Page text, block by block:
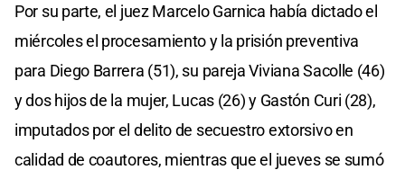
Por su parte, el juez Marcelo Garnica había dictado el
miércoles el procesamiento y la prisión preventiva
para Diego Barrera (51), su pareja Viviana Sacolle (46)
y dos hijos de la mujer, Lucas (26) y Gastón Curi (28),
imputados por el delito de secuestro extorsivo en
calidad de coautores, mientras que el jueves se sumó